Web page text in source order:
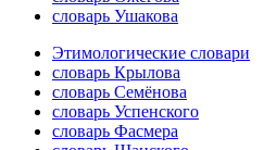
словарь Ушакова
Этимологические словари
словарь Крылова
словарь Семёнова
словарь Успенского
словарь Фасмера